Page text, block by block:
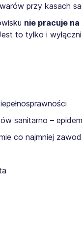
przy kasach
nie pracuje
to tylko i
sanitarno –
co najmniej